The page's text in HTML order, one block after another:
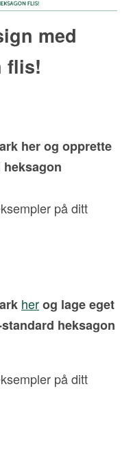
med
flis!
her og opprette
på ditt
herog lage eget
heksagon
på ditt